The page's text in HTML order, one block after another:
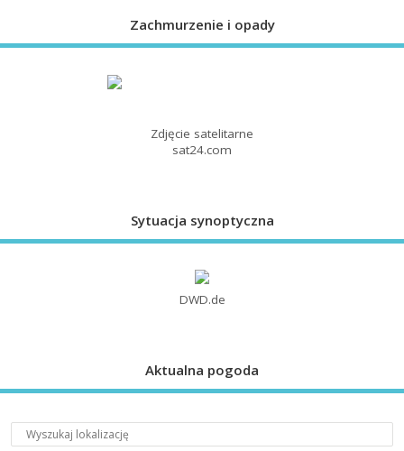
Zachmurzenie i opady
Zdjęcie satelitarne
sat24.com
Sytuacja synoptyczna
DWD.de
Aktualna pogoda